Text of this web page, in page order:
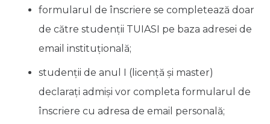
formularul de înscriere se completează doar
de către studenții TUIASI pe baza adresei de
email instituțională;
studenții de anul I (licență și master)
declarați admiși vor completa formularul de
înscriere cu adresa de email personală;